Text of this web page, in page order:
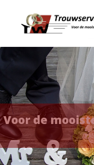
Voorde mooist